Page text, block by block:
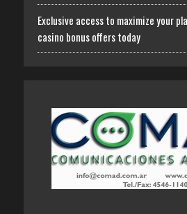
Exclusive access to maximize your
casino bonus offers today